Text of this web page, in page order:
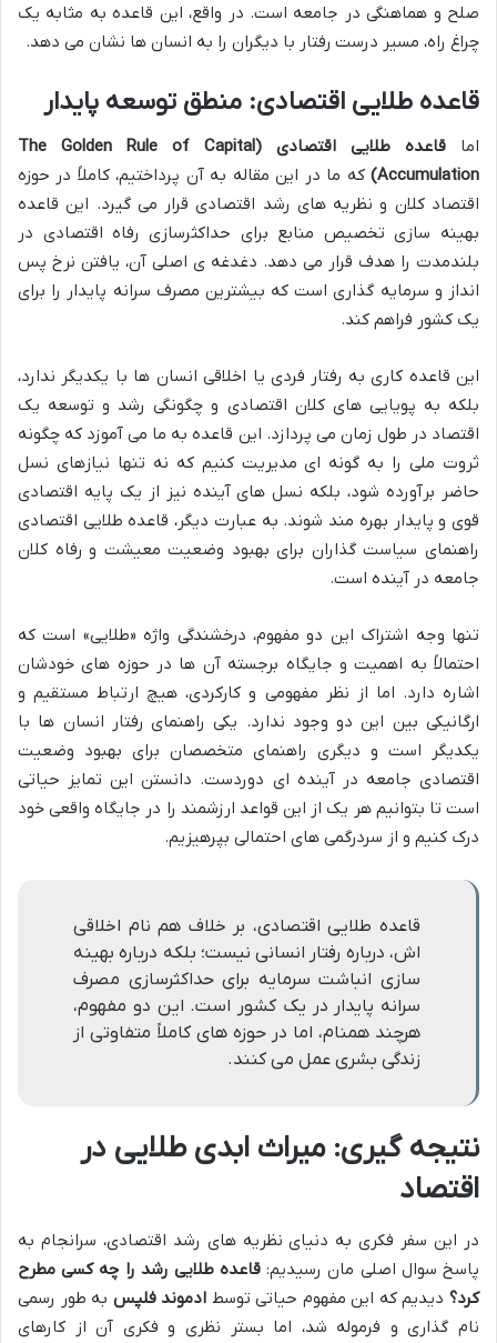
صلح و هماهنگی در جامعه است. در واقع، این قاعده به مثابه یک
چراغ راه، مسیر درست رفتار با دیگران را به انسان ها نشان می دهد.
قاعده طلایی اقتصادی: منطق توسعه پایدار
اما
قاعده طلایی اقتصادی (The Golden Rule of Capital
Accumulation) که ما در این مقاله به آن پرداختیم، کاملاً در حوزه
اقتصاد کلان و نظریه های رشد اقتصادی قرار می گیرد. این قاعده
بهینه سازی تخصیص منابع برای حداکثرسازی رفاه اقتصادی در
بلندمدت را هدف قرار می دهد. دغدغه ی اصلی آن، یافتن نرخ پس
انداز و سرمایه گذاری است که بیشترین مصرف سرانه پایدار را برای
یک کشور فراهم کند.
این قاعده کاری به رفتار فردی یا اخلاقی انسان ها با یکدیگر ندارد،
بلکه به پویایی های کلان اقتصادی و چگونگی رشد و توسعه یک
اقتصاد در طول زمان می پردازد. این قاعده به ما می آموزد که چگونه
ثروت ملی را به گونه ای مدیریت کنیم که نه تنها نیازهای نسل
حاضر برآورده شود، بلکه نسل های آینده نیز از یک پایه اقتصادی
قوی و پایدار بهره مند شوند. به عبارت دیگر، قاعده طلایی اقتصادی
راهنمای سیاست گذاران برای بهبود وضعیت معیشت و رفاه کلان
جامعه در آینده است.
تنها وجه اشتراک این دو مفهوم، درخشندگی واژه «طلایی» است که
احتمالاً به اهمیت و جایگاه برجسته آن ها در حوزه های خودشان
اشاره دارد. اما از نظر مفهومی و کارکردی، هیچ ارتباط مستقیم و
ارگانیکی بین این دو وجود ندارد. یکی راهنمای رفتار انسان ها با
یکدیگر است و دیگری راهنمای متخصصان برای بهبود وضعیت
اقتصادی جامعه در آینده ای دوردست. دانستن این تمایز حیاتی
است تا بتوانیم هر یک از این قواعد ارزشمند را در جایگاه واقعی خود
درک کنیم و از سردرگمی های احتمالی بپرهیزیم.
قاعده طلایی اقتصادی، بر خلاف هم نام اخلاقی
اش، درباره رفتار انسانی نیست؛ بلکه درباره بهینه
سازی انباشت سرمایه برای حداکثرسازی مصرف
سرانه پایدار در یک کشور است. این دو مفهوم،
هرچند همنام، اما در حوزه های کاملاً متفاوتی از
زندگی بشری عمل می کنند.
نتیجه گیری: میراث ابدی طلایی در
اقتصاد
در این سفر فکری به دنیای نظریه های رشد اقتصادی، سرانجام به
پاسخ سوال اصلی مان رسیدیم: قاعده طلایی رشد را چه کسی مطرح
کرد؟دیدیم که این مفهوم حیاتی توسط ادموند فلپس به طور رسمی
نام گذاری و فرموله شد، اما بستر نظری و فکری آن از کارهای